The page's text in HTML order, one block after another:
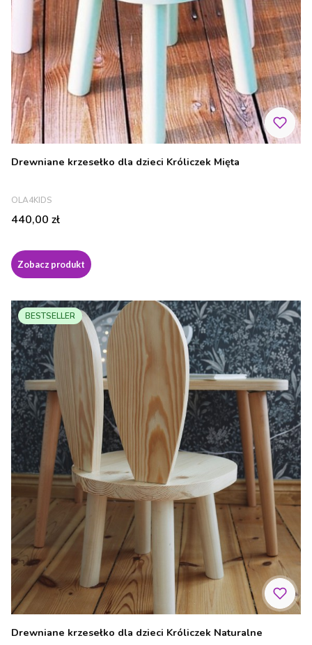
Drewniane krzesełko dla dzieci Króliczek Mięta
PRODUCENT
OLA4KIDS
Cena
440,00 zł
Zobacz produkt
BESTSELLER
Drewniane krzesełko dla dzieci Króliczek Naturalne